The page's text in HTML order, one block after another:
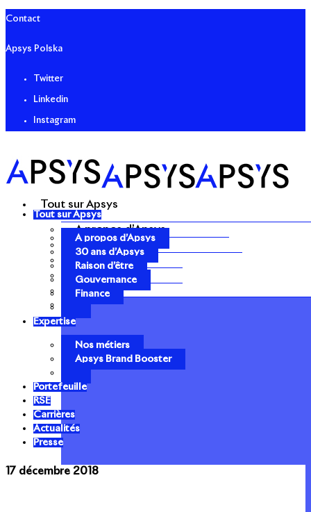
Contact
Apsys Polska
Twitter
Linkedin
Instagram
Tout sur Apsys
A propos d’Apsys
30 ans d’Apsys
Raison d’être
Gouvernance
Finance
Tout sur Apsys
A propos d’Apsys
30 ans d’Apsys
Raison d’être
Gouvernance
Finance
Expertise
Nos métiers
Apsys Brand Booster
Portefeuille
RSE
Carrières
Actualités
Presse
17 décembre 2018